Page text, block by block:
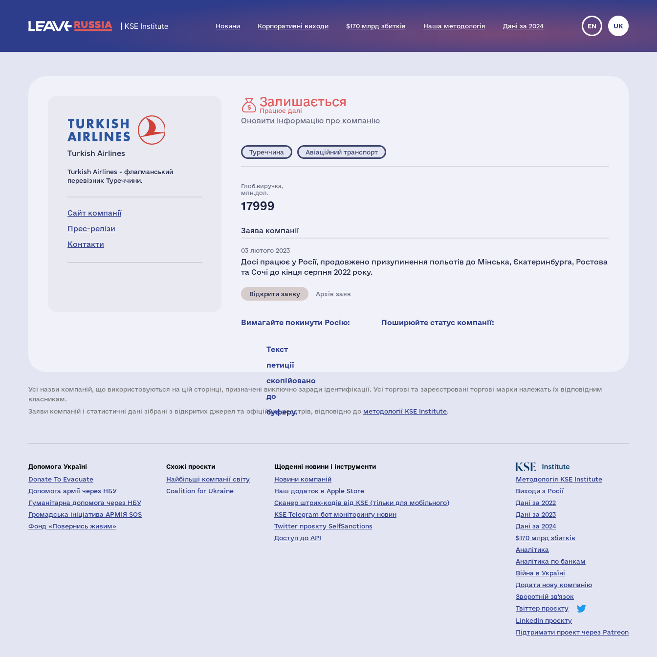
Новини Корпоративні виходи $170 млрд збитків Наша методологія Дані за 2024 EN UK
Turkish Airlines
Turkish Airlines - флагманський
перевізник Туреччини.
Сайт компанії
Прес-релізи
Контакти
Залишається
Працює далі
Оновити інформацію про компанію
Туреччина Авіаційний транспорт
Глоб.виручка,
млн.дол.
17999
Заява компанії
03 лютого 2023
Досі працює у Росії, продовжено призупинення польотів до Мінська, Єкатеринбурга, Ростова
та Сочі до кінця серпня 2022 року.
Відкрити заяву Архів заяв
Вимагайте покинути Росію:
Текст
петиції
скопійовано
до
буферу.
Поширюйте статус компанії:
Усі назви компаній, що використовуються на цій сторінці, призначені виключно заради ідентифікації. Усі торгові та зареєстровані торгові марки належать їх відповідним
власникам.
Заяви компаній i статистичні дані зібрані з відкритих джерел та офіційних реєстрів, відповідно до методології KSE Institute.
Допомога Україні
Donate To Evacuate
Допомога армії через НБУ
Гуманітарна допомога через НБУ
Громадська ініціатива АРМІЯ SOS
Фонд «Повернись живим»
Схожі проєкти
Найбільші компанії світу
Coalition for Ukraine
Щоденні новини і інструменти
Новини компаній
Наш додаток в Apple Store
Сканер штрих-кодів від KSE (тільки для мобільного)
KSE Telegram бот моніторингу новин
Twitter проєкту SelfSanctions
Доступ до API
Методологія KSE Institute
Виходи з Росії
Дані за 2022
Дані за 2023
Дані за 2024
$170 млрд збитків
Аналітика
Аналітика по банкам
Війна в Україні
Додати нову компанію
Зворотній зв'язок
Твіттер проєкту
LinkedIn проєкту
Підтримати проект через Patreon